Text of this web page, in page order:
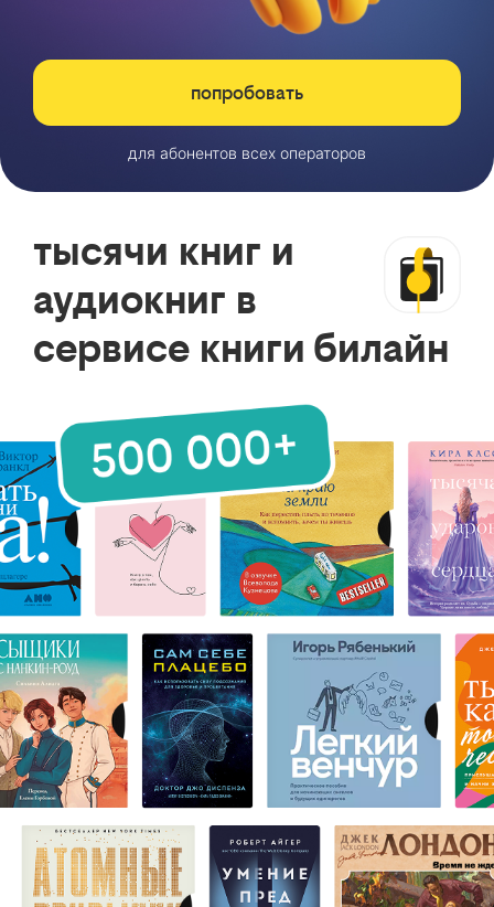
попробовать
для абонентов всех операторов
тысячи книг и
аудиокниг в
сервисе книги билайн